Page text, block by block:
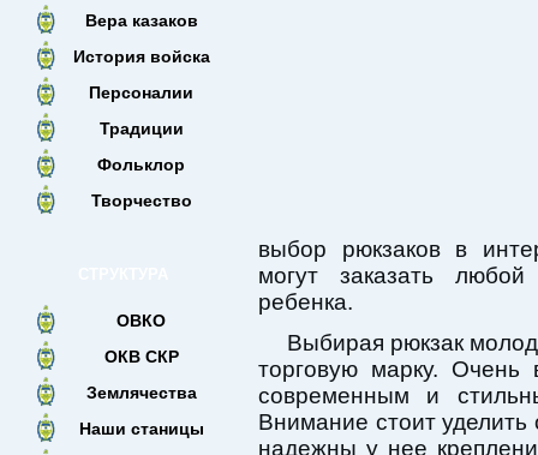
Вера казаков
История войска
Персоналии
Традиции
Фольклор
Творчество
ОВКО
ОКВ СКР
Землячества
Наши станицы
выбор рюкзаков в
могут заказать
ребенка.
Выбирая рюкзак
торговую марку.
современным и
Внимание стоит уделить
надежны у нее